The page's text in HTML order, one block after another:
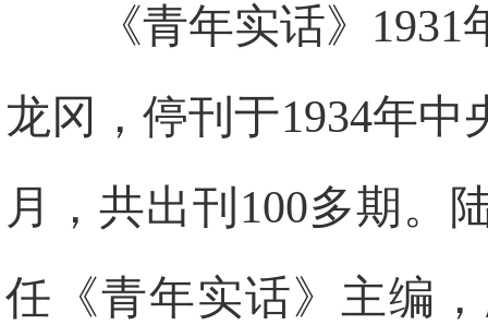
《青年实话》
龙冈，停刊于1934年
月，共出刊100多期。
任《青年实话》主编